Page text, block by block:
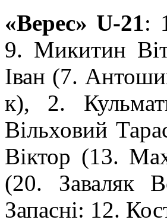
«Верес» U-21:
9. Микитин
Іван (7.
к), 2.
Вільховий
Віктор (13.
(20. Заваляк
Запасні: 12.